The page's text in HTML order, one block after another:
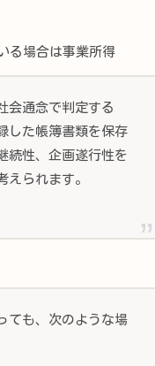
る場合は事業所得
会通念で判定する
した帳簿書類を保存
続性、企画遂行性を
られます。
ても、次のような場